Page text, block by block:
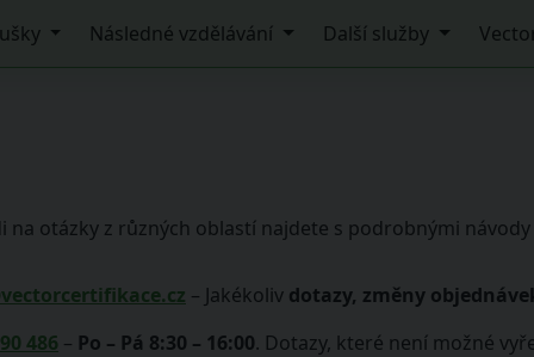
Následné vzdělávání Další služby
na otázky z různých oblastí najdete s podrobnými
– Jakékoliv dotazy, změny
486 – Po – Pá 8:30 – 16:00. Dotazy, které není možné